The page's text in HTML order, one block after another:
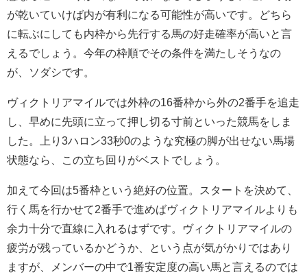
が乾いていけば内が有利になる可能性が高いです。どちら
に転ぶにしても内枠から先行する馬の好走確率が高いと言
えるでしょう。今年の枠順でその条件を満たしそうなの
が、ソダシです。
ヴィクトリアマイルでは外枠の16番枠から外の2番手を追走
し、早めに先頭に立って押し切る寸前といった競馬をしま
した。上り3ハロン33秒0のような究極の脚が出せない馬場
状態なら、この立ち回りがベストでしょう。
加えて今回は5番枠という絶好の位置。スタートを決めて、
行く馬を行かせて2番手で進めばヴィクトリアマイルよりも
余力十分で直線に入れるはずです。ヴィクトリアマイルの
疲労が残っているかどうか、という点が気がかりではあり
ますが、メンバーの中で1番安定度の高い馬と言えるのでは